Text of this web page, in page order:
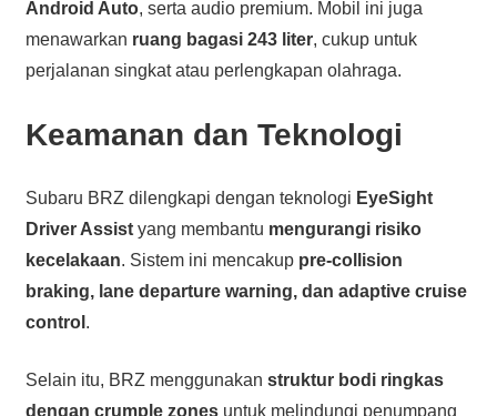
Android Auto, serta audio premium. Mobil ini juga
menawarkan ruang bagasi 243 liter, cukup untuk
perjalanan singkat atau perlengkapan olahraga.
Keamanan dan Teknologi
Subaru BRZ dilengkapi dengan teknologi EyeSight
Driver Assistyang membantu mengurangi risiko
kecelakaan. Sistem ini mencakup pre-collision
braking, lane departure warning, dan adaptive cruise
control .
Selain itu, BRZ menggunakan struktur bodi ringkas
dengan crumple zonesuntuk melindungi penumpang